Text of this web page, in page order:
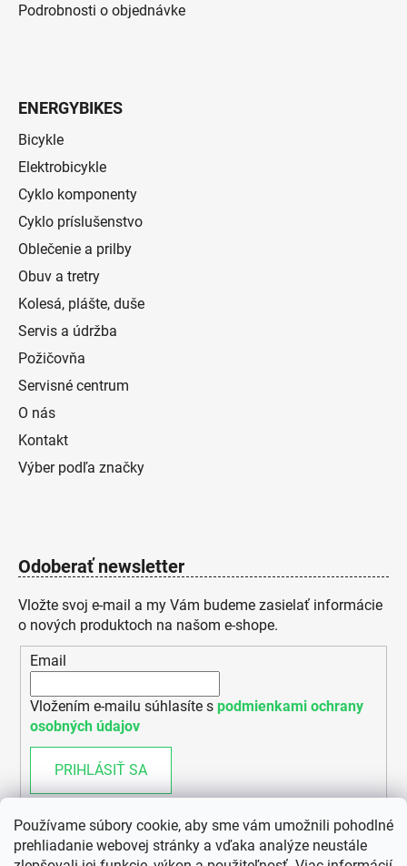
Používame súbory cookie, aby sme vám umožnili pohodlné
prehliadanie webovej stránky a vďaka analýze neustále
Podrobnosti o objednávke
ENERGYBIKES
Bicykle
Elektrobicykle
Cyklo komponenty
Cyklo príslušenstvo
Oblečenie a prilby
Obuv a tretry
Kolesá, plášte, duše
Servis a údržba
Požičovňa
Servisné centrum
O nás
Kontakt
Výber podľa značky
Odoberať newsletter
Vložte svoj e-mail a my Vám budeme zasielať informácie
o nových produktoch na našom e-shope.
Email
Vložením e-mailu súhlasíte s podmienkami ochrany
osobných údajov
PRIHLÁSIŤ SA